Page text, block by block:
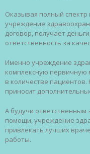
Оказывая полный
учреждение
договор, получает
ответственность за
Именно учреждение
комплексную первичную
в количестве
приносит
А будучи ответственным
помощи, учреждение
привлекать лучших
работы.